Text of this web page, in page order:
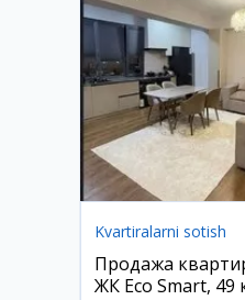
Kvartiralarni sotish
Продажа
ЖК Eco Smart, 49